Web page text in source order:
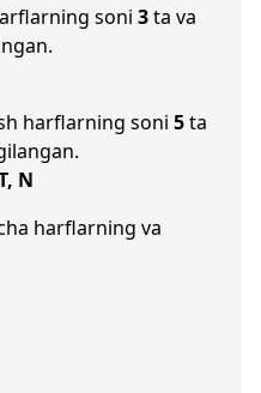
soni 3ta va
harflarning soni 5ta
N
harflarning va